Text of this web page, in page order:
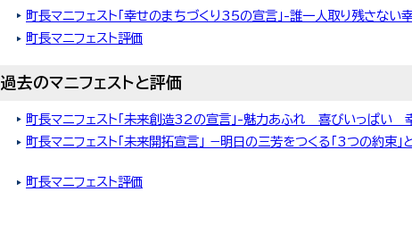
町長マニフェスト「幸せのまちづくり35の宣言」-誰一人取り残さない
町長マニフェスト評価
過去のマニフェストと評価
町長マニフェスト「未来創造32の宣言」-魅力あふれ 喜びいっぱい
町長マニフェスト「未来開拓宣言」 −明日の三芳をつくる「3つの約束」
町長マニフェスト評価